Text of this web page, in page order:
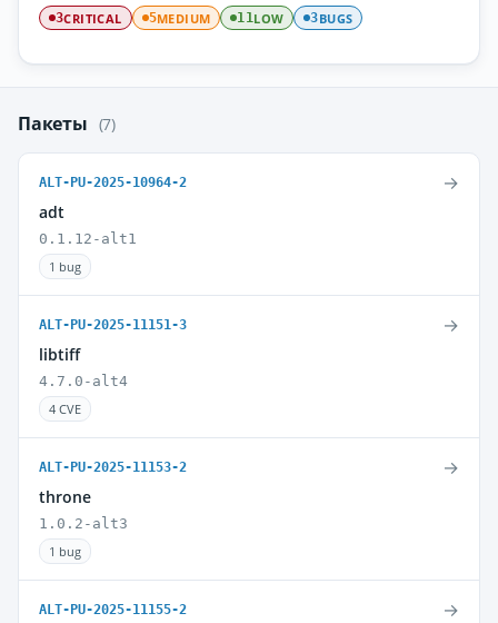
3CRITICAL 5MEDIUM 11LOW 3BUGS
Пакеты (7)
ALT-PU-2025-10964-2
adt
0.1.12-alt1
1 bug
→
ALT-PU-2025-11151-3
libtiff
4.7.0-alt4
4 CVE
→
ALT-PU-2025-11153-2
throne
1.0.2-alt3
1 bug
→
ALT-PU-2025-11155-2 →